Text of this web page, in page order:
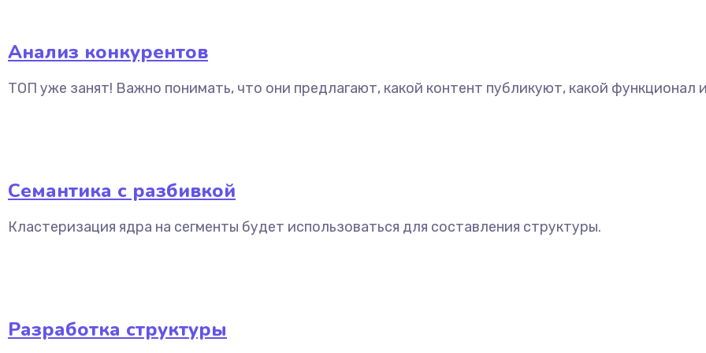
Анализ конкурентов
ТОП уже занят! Важно понимать, что они предлагают, какой контент публикуют, какой функционал
Семантика с разбивкой
Кластеризация ядра на сегменты будет использоваться для составления структуры.
Разработка структуры